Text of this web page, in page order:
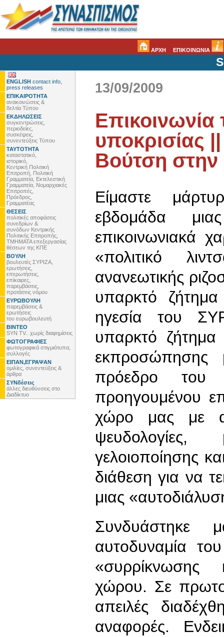
ΑΡΧΗ ΕΠΙΚΟΙΝΩΝΙΑ
ENGLISH contact info,
press releases
ΕΠΙΚΑΙΡΟΤΗΤΑ
ανακοινώσεις &
δελτία Τύπου
ΕΚΔΗΛΩΣΕΙΣ
συγκεντρώσεις,
περιοδείες,
συσκέψεις,
συνεντεύξεις Τύπου
ΤΑΥΤΟΤΗΤΑ
καταστατικό,
ιστορικό,
Κεντρική Πολιτική
Επιτροπή, Πολιτική
Γραμματεία, Εκτελεστική
Γραμματεία, Νομαρχιακές
Επιτροπές,
Πρόεδρος,
Γραμματέας
ΘΕΣΕΙΣ
πολιτικές αποφάσεις
συνεδρίων &
συνόδων Κεντρικής
Πολιτικής Επιτροπής,
ΤΜΗΜΑΤΑ επεξεργασίας
θέσεων της ΚΠΕ
ΒΟΥΛΗ
βουλευτές ΣΥΡΙΖΑ,
ερωτήσεις,
επερωτήσεις,
επίκαιρες,
παρεμβάσεις,
προτάσεις νόμου
ΕΥΡΩΒΟΥΛΗ
παρεμβάσεις &
ερωτήσεις
του ευρωβουλευτή
ΒΙΝΤΕΟ
SYN TV.. χωρίς διαφημίσεις
ΦΩΤΟΓΡΑΦΙΕΣ
φωτογραφικά στιγμιότυπα,
συλλογές
ΕΙΠΑΝ,ΕΓΡΑΨΑΝ
ομιλίες, συνεντεύξεις &
άρθρα
ΣΥΝδέσεις
άλλες διευθύνσεις στο
Διαδίκτυο
13/09/2009
Επικοινωνία
υποκρισίας
Βούτση
Είμαστε
εβδομάδα
επικοινωνιακά
«πολιτικό
ανανεωτικής
υπαρκτό
ηγεσία του
υπαρκτό ζήτημα
πρόεδρο
προηγουμένου
χώρο μας με
γελοιοποίησης
διάθεση για να
μιας
Συνδυάστηκε
αυτοδυναμία
«συρρίκνωσης
χώρου. Σε
απειλές
αναφορές.